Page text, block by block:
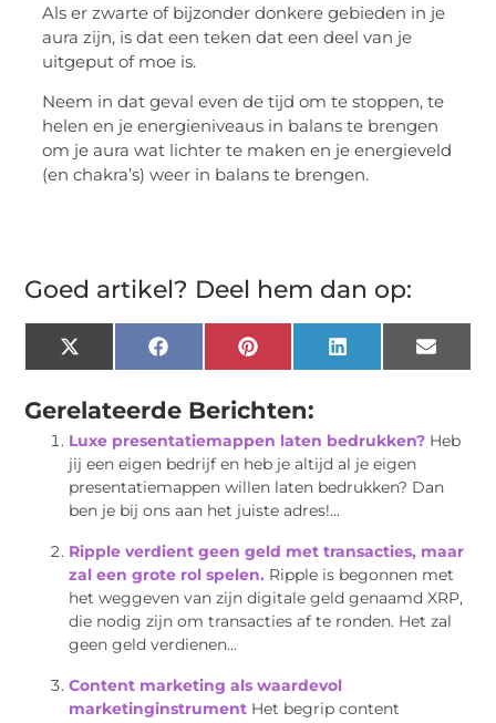
Als er zwarte of bijzonder donkere gebieden in je
aura zijn, is dat een teken dat een deel van je
uitgeput of moe is.
Neem in dat geval even de tijd om te stoppen, te
helen en je energieniveaus in balans te brengen
om je aura wat lichter te maken en je energieveld
(en chakra’s) weer in balans te brengen.
Goed artikel? Deel hem dan op:
X
(Twitter)
FacebookPinterestLinkedInEmail
Gerelateerde Berichten:
Luxe presentatiemappen laten bedrukken? Heb
jij een eigen bedrijf en heb je altijd al je eigen
presentatiemappen willen laten bedrukken? Dan
ben je bij ons aan het juiste adres!...
Ripple verdient geen geld met transacties, maar
zal een grote rol spelen. Ripple is begonnen met
het weggeven van zijn digitale geld genaamd XRP,
die nodig zijn om transacties af te ronden. Het zal
geen geld verdienen...
Content marketing als waardevol
marketinginstrument Het begrip content